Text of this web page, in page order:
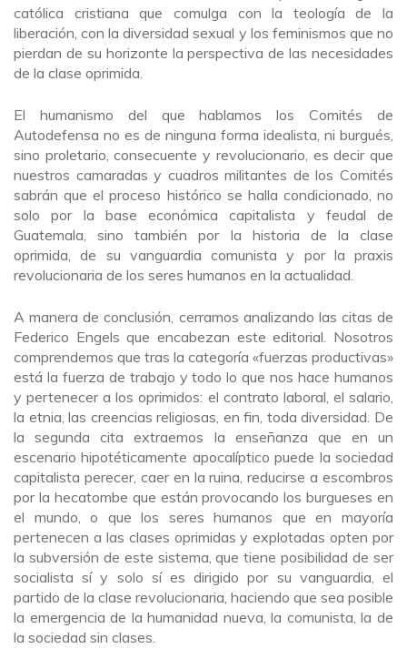
católica cristiana que comulga con la teología de la
liberación, con la diversidad sexual y los feminismos que no
pierdan de su horizonte la perspectiva de las necesidades
de la clase oprimida.
El humanismo del que hablamos los Comités de
Autodefensa no es de ninguna forma idealista, ni burgués,
sino proletario, consecuente y revolucionario, es decir que
nuestros camaradas y cuadros militantes de los Comités
sabrán que el proceso histórico se halla condicionado, no
solo por la base económica capitalista y feudal de
Guatemala, sino también por la historia de la clase
oprimida, de su vanguardia comunista y por la praxis
revolucionaria de los seres humanos en la actualidad.
A manera de conclusión, cerramos analizando las citas de
Federico Engels que encabezan este editorial. Nosotros
comprendemos que tras la categoría «fuerzas productivas»
está la fuerza de trabajo y todo lo que nos hace humanos
y pertenecer a los oprimidos: el contrato laboral, el salario,
la etnia, las creencias religiosas, en fin, toda diversidad. De
la segunda cita extraemos la enseñanza que en un
escenario hipotéticamente apocalíptico puede la sociedad
capitalista perecer, caer en la ruina, reducirse a escombros
por la hecatombe que están provocando los burgueses en
el mundo, o que los seres humanos que en mayoría
pertenecen a las clases oprimidas y explotadas opten por
la subversión de este sistema, que tiene posibilidad de ser
socialista sí y solo sí es dirigido por su vanguardia, el
partido de la clase revolucionaria, haciendo que sea posible
la emergencia de la humanidad nueva, la comunista, la de
la sociedad sin clases.